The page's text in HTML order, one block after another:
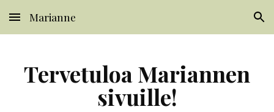
Skip to main content Skip to navigation
Marianne
Tervetuloa Mariannen
sivuille!